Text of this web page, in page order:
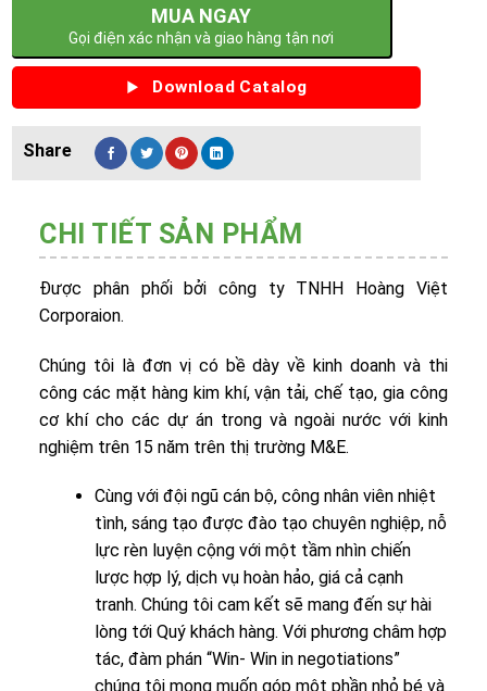
MUA NGAY
Gọi điện xác nhận và giao hàng tận nơi
Download Catalog
CHI TIẾT SẢN PHẨM
Được phân phối bởi công ty TNHH Hoàng Việt
Corporaion.
Chúng tôi là đơn vị có bề dày về kinh doanh và thi
công các mặt hàng kim khí, vận tải, chế tạo, gia công
cơ khí cho các dự án trong và ngoài nước với kinh
nghiệm trên 15 năm trên thị trường M&E.
Cùng với đội ngũ cán bộ, công nhân viên nhiệt
tình, sáng tạo được đào tạo chuyên nghiệp, nỗ
lực rèn luyện cộng với một tầm nhìn chiến
lược hợp lý, dịch vụ hoàn hảo, giá cả cạnh
tranh. Chúng tôi cam kết sẽ mang đến sự hài
lòng tới Quý khách hàng. Với phương châm hợp
tác, đàm phán “Win- Win in negotiations”
chúng tôi mong muốn góp một phần nhỏ bé và